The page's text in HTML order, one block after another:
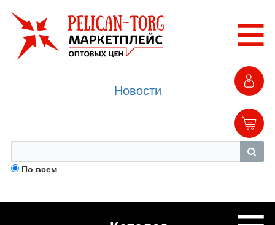
По всем
Новости